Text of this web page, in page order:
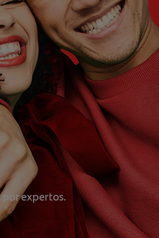
por expertos.